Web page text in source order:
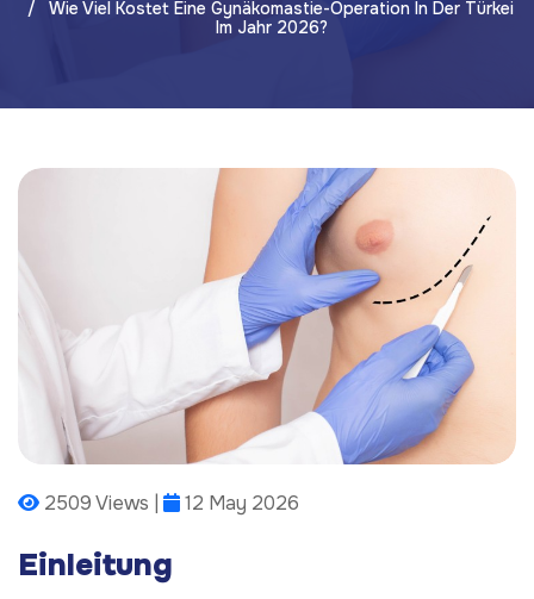
Wie Viel Kostet Eine Gynäkomastie-Operation In Der Türkei
Im Jahr 2026?
2509 Views | 12 May 2026
Einleitung